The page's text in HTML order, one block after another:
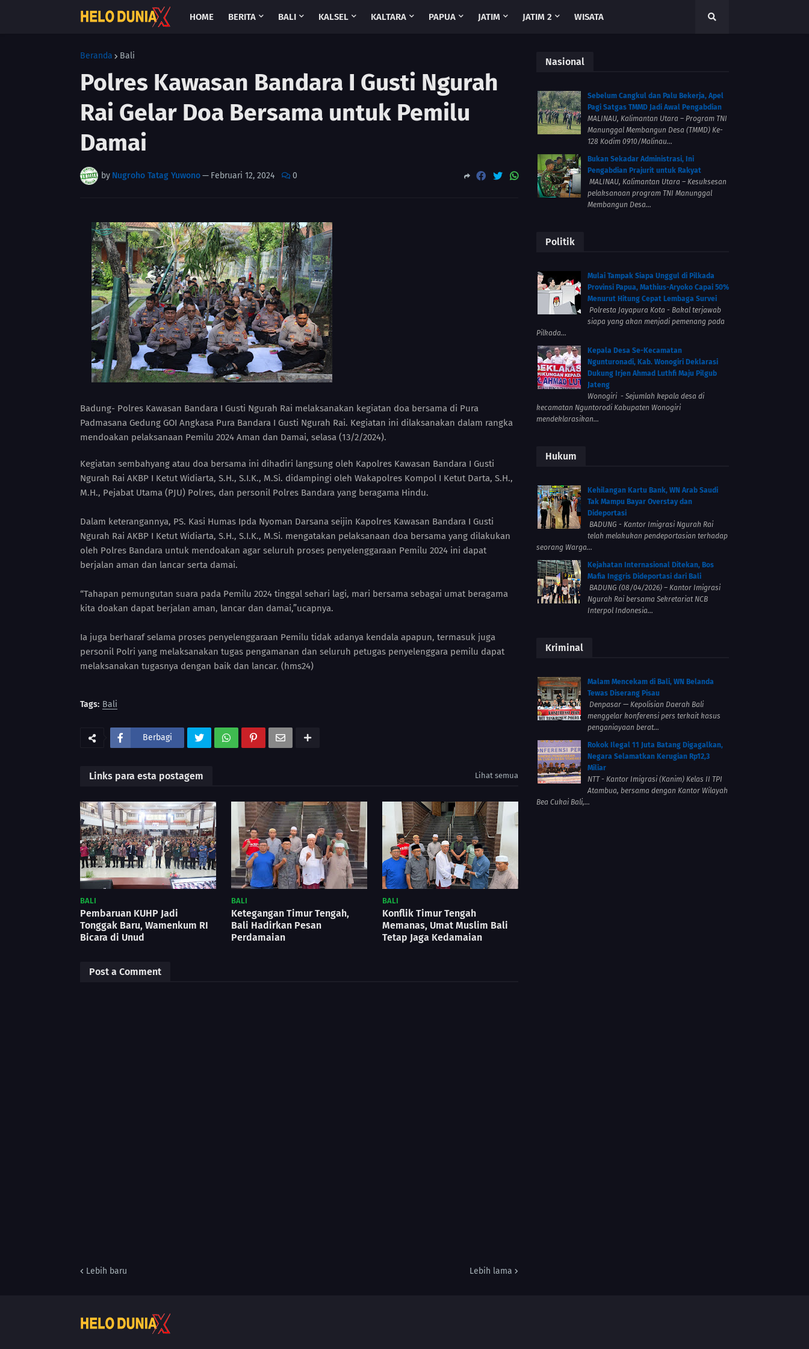
HOME BERITA BALI KALSEL KALTARA PAPUA JATIM JATIM 2 WISATA
Beranda Bali
Polres Kawasan Bandara I Gusti Ngurah
Rai Gelar Doa Bersama untuk Pemilu
Damai
by Nugroho Tatag Yuwono— Februari 12, 2024 0
Badung- Polres Kawasan Bandara I Gusti Ngurah Rai melaksanakan kegiatan doa bersama di Pura
Padmasana Gedung GOI Angkasa Pura Bandara I Gusti Ngurah Rai. Kegiatan ini dilaksanakan dalam rangka
mendoakan pelaksanaan Pemilu 2024 Aman dan Damai, selasa (13/2/2024).
Kegiatan sembahyang atau doa bersama ini dihadiri langsung oleh Kapolres Kawasan Bandara I Gusti
Ngurah Rai AKBP I Ketut Widiarta, S.H., S.I.K., M.Si. didampingi oleh Wakapolres Kompol I Ketut Darta, S.H.,
M.H., Pejabat Utama (PJU) Polres, dan personil Polres Bandara yang beragama Hindu.
Dalam keterangannya, PS. Kasi Humas Ipda Nyoman Darsana seijin Kapolres Kawasan Bandara I Gusti
Ngurah Rai AKBP I Ketut Widiarta, S.H., S.I.K., M.Si. mengatakan pelaksanaan doa bersama yang dilakukan
oleh Polres Bandara untuk mendoakan agar seluruh proses penyelenggaraan Pemilu 2024 ini dapat
berjalan aman dan lancar serta damai.
“Tahapan pemungutan suara pada Pemilu 2024 tinggal sehari lagi, mari bersama sebagai umat beragama
kita doakan dapat berjalan aman, lancar dan damai,”ucapnya.
Ia juga berharaf selama proses penyelenggaraan Pemilu tidak adanya kendala apapun, termasuk juga
personil Polri yang melaksanakan tugas pengamanan dan seluruh petugas penyelenggara pemilu dapat
melaksanakan tugasnya dengan baik dan lancar. (hms24)
Tags: Bali
Berbagi
Links para esta postagem Lihat semua
BALI
Pembaruan KUHP Jadi
Tonggak Baru, Wamenkum RI
Bicara di Unud
BALI
Ketegangan Timur Tengah,
Bali Hadirkan Pesan
Perdamaian
BALI
Konflik Timur Tengah
Memanas, Umat Muslim Bali
Tetap Jaga Kedamaian
Post a Comment
Lebih baru Lebih lama
Nasional
Sebelum Cangkul dan Palu Bekerja, Apel
Pagi Satgas TMMD Jadi Awal Pengabdian
MALINAU, Kalimantan Utara – Program TNI
Manunggal Membangun Desa (TMMD) Ke-
128 Kodim 0910/Malinau...
Bukan Sekadar Administrasi, Ini
Pengabdian Prajurit untuk Rakyat
MALINAU, Kalimantan Utara – Kesuksesan
pelaksanaan program TNI Manunggal
Membangun Desa...
Politik
Mulai Tampak Siapa Unggul di Pilkada
Provinsi Papua, Mathius-Aryoko Capai 50%
Menurut Hitung Cepat Lembaga Survei
Polresta Jayapura Kota - Bakal terjawab
siapa yang akan menjadi pemenang pada
Pilkada...
Kepala Desa Se-Kecamatan
Ngunturonadi, Kab. Wonogiri Deklarasi
Dukung Irjen Ahmad Luthfi Maju Pilgub
Jateng
Wonogiri - Sejumlah kepala desa di
kecamatan Nguntorodi Kabupaten Wonogiri
mendeklarasikan...
Hukum
Kehilangan Kartu Bank, WN Arab Saudi
Tak Mampu Bayar Overstay dan
Dideportasi
BADUNG - Kantor Imigrasi Ngurah Rai
telah melakukan pendeportasian terhadap
seorang Warga...
Kejahatan Internasional Ditekan, Bos
Mafia Inggris Dideportasi dari Bali
BADUNG (08/04/2026) – Kantor Imigrasi
Ngurah Rai bersama Sekretariat NCB
Interpol Indonesia...
Kriminal
Malam Mencekam di Bali, WN Belanda
Tewas Diserang Pisau
Denpasar — Kepolisian Daerah Bali
menggelar konferensi pers terkait kasus
penganiayaan berat...
Rokok Ilegal 11 Juta Batang Digagalkan,
Negara Selamatkan Kerugian Rp12,3
Miliar
NTT - Kantor Imigrasi (Kanim) Kelas II TPI
Atambua, bersama dengan Kantor Wilayah
Bea Cukai Bali,...